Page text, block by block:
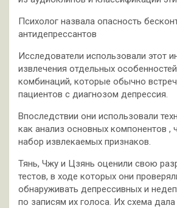
Психолог назвала опасность
антидепрессантов
Исследователи использовали этот
извлечения отдельных
комбинаций, которые обычно
пациентов с диагнозом депрессия.
Впоследствии они использовали
как анализ основных компонентов ,
набор извлекаемых признаков.
Тянь, Чжу и Цзянь оценили свою
тестов, в ходе которых они
обнаруживать депрессивных и
по записям их голоса. Их схема